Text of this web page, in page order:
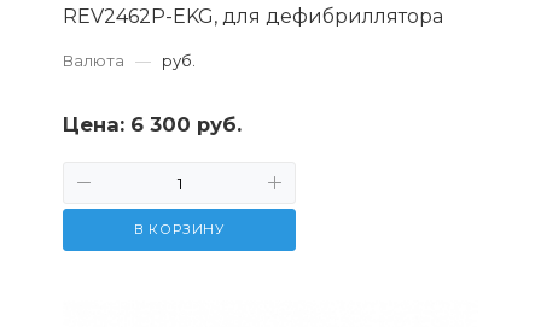
REV2462P-EKG, для дефибриллятора
Валюта — руб.
Цена: 6 300 руб.
В КОРЗИНУ